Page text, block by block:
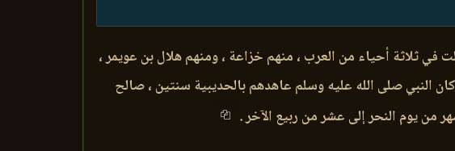
في ثلاثة أحياء من العرب ، منهم خزاعة ، ومنهم هلال بن عويمر ،
النبي صلى الله عليه وسلم عاهدهم بالحديبية سنتين ، صالح
من يوم النحر إلى عشر من ربيع الآخر .